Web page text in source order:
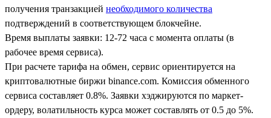
получения транзакцией необходимого количества
подтверждений в соответствующем блокчейне.
Время выплаты заявки: 12-72 часа с момента оплаты (в
рабочее время сервиса).
При расчете тарифа на обмен, сервис ориентируется на
криптовалютные биржи binance.com. Комиссия обменного
сервиса составляет 0.8%. Заявки хэджируются по маркет-
ордеру, волатильность курса может составлять от 0.5 до 5%.